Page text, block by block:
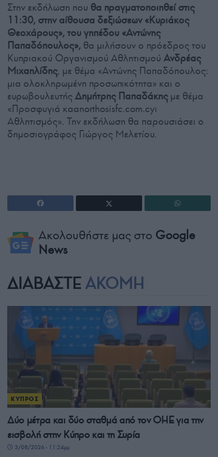
Στην εκδήλωση που θα πραγματοποιηθεί στις
11:30, στην αίθουσα δεξιώσεων «Κυριάκος
Θεοχάρους», του γηπέδου «Αντώνης
Παπαδόπουλος», θα μιλήσουν ο πρόεδρος του
Κυπριακού Οργανισμού Αθλητισμού Ανδρέας
Μιχαηλίδης, με θέμα «Αντώνης Παπαδόπουλος:
μια ολοκληρωμένη προσωπικότητα» και ο
ευρωβουλευτής Δημήτρης Παπαδάκηςμε θέμα
«Προσφυγιά καanorthosisfc.com.cyι
Αθλητισμός». Την εκδήλωση θα παρουσιάσει ο
δημοσιογράφος Γιώργος Μελετίου.
Ακολουθήστε μας στο Google
News
ΔΙΑΒΑΣΤΕ ΑΚΟΜΗ
ΚΥΠΡΟΣ
Δύο μέτρα και δύο σταθμά από τον ΟΗΕ για την
εισβολή στην Κύπρο και τη Συρία
3/08/2026 - 11:24μμ